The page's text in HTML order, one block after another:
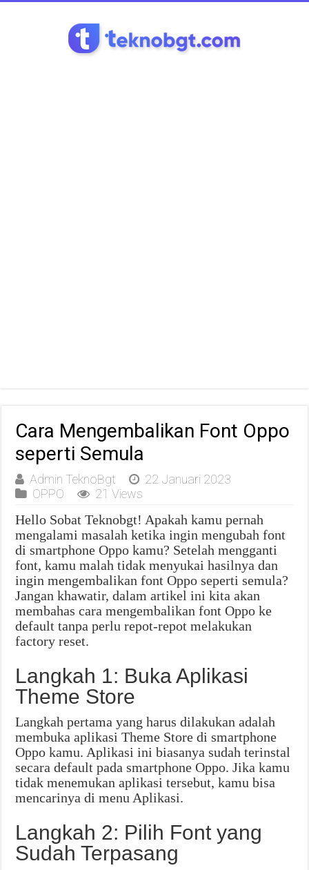
Cara Mengembalikan Font Oppo
seperti Semula
Admin TeknoBgt
22 Januari 2023
OPPO
21 Views
Hello Sobat Teknobgt! Apakah kamu pernah
mengalami masalah ketika ingin mengubah font
di smartphone Oppo kamu? Setelah mengganti
font, kamu malah tidak menyukai hasilnya dan
ingin mengembalikan font Oppo seperti semula?
Jangan khawatir, dalam artikel ini kita akan
membahas cara mengembalikan font Oppo ke
default tanpa perlu repot-repot melakukan
factory reset.
Langkah 1: Buka Aplikasi
Theme Store
Langkah pertama yang harus dilakukan adalah
membuka aplikasi Theme Store di smartphone
Oppo kamu. Aplikasi ini biasanya sudah terinstal
secara default pada smartphone Oppo. Jika kamu
tidak menemukan aplikasi tersebut, kamu bisa
mencarinya di menu Aplikasi.
Langkah 2: Pilih Font yang
Sudah Terpasang